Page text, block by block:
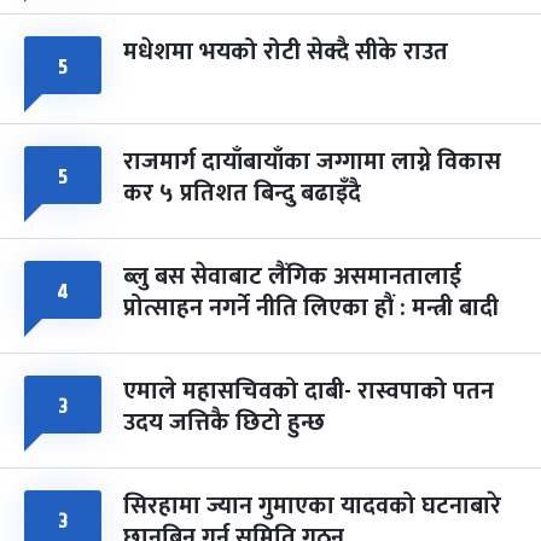
५ मधेशमा भयको रोटी सेक्दै सीके राउत
५ राजमार्ग दायाँबायाँका जग्गामा लाग्ने विकास
कर ५ प्रतिशत बिन्दु बढाइँदै
४ ब्लु बस सेवाबाट लैंगिक असमानतालाई
प्रोत्साहन नगर्ने नीति लिएका हौं : मन्त्री बादी
३ एमाले महासचिवको दाबी- रास्वपाको पतन
उदय जत्तिकै छिटो हुन्छ
३ सिरहामा ज्यान गुमाएका यादवको घटनाबारे